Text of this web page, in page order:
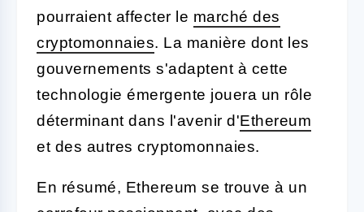
pourraient affecter le marché des
cryptomonnaies. La manière dont les
gouvernements s'adaptent à cette
technologie émergente jouera un rôle
déterminant dans l'avenir d'Ethereum
et des autres cryptomonnaies.
En résumé, Ethereum se trouve à un